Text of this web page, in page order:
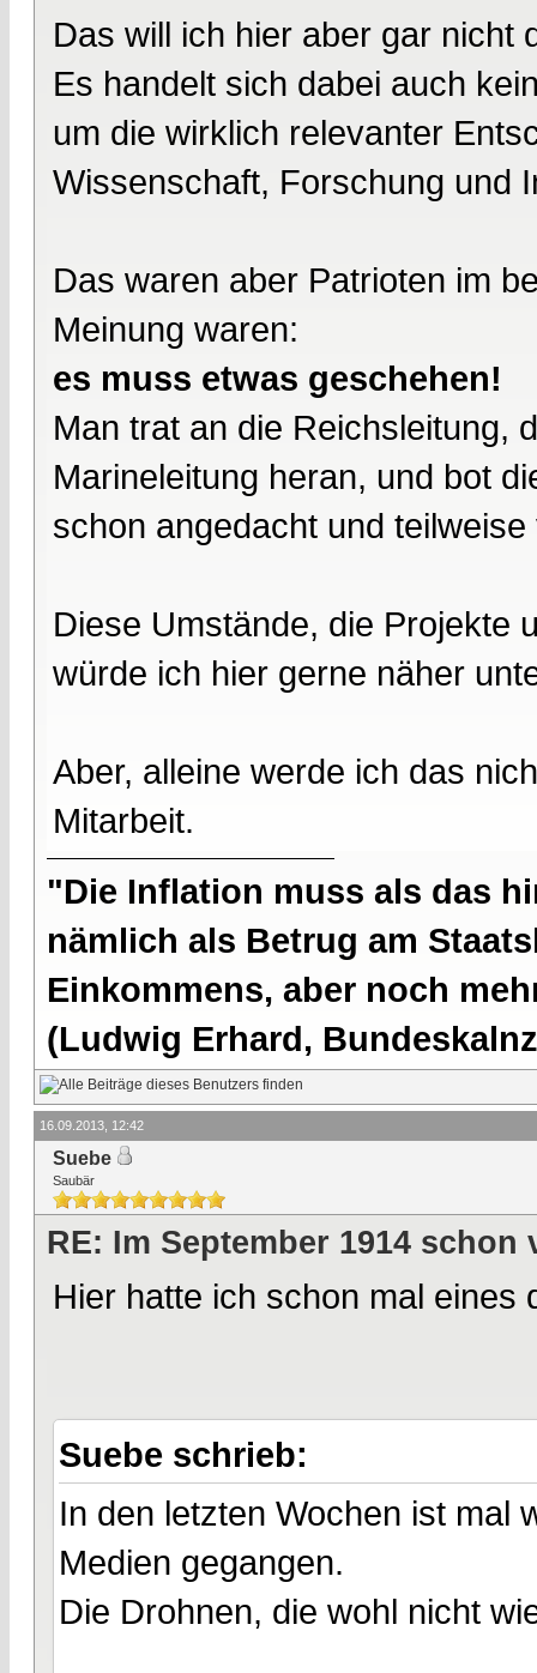
Das will ich hier aber gar nicht
Es handelt sich dabei auch
um die wirklich relevanter
Wissenschaft, Forschung und
Das waren aber Patrioten im
Meinung waren:
es muss etwas geschehen!
Man trat an die Reichsleitung,
Marineleitung heran, und bot
schon angedacht und
Diese Umstände, die Projekte
würde ich hier gerne näher
Aber, alleine werde ich das
Mitarbeit.
"Die Inflation muss als das
nämlich als Betrug am
Einkommens, aber noch
(Ludwig Erhard,
16.09.2013, 12:42
Suebe
Saubär
RE: Im September 1914 schon
Hier hatte ich schon mal eines
Suebe schrieb:
In den letzten Wochen ist mal
Medien gegangen.
Die Drohnen, die wohl nicht